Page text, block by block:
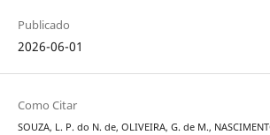
Publicado
2026-06-01
Como Citar
SOUZA, L. P. do N. de, OLIVEIRA, G. de M.,